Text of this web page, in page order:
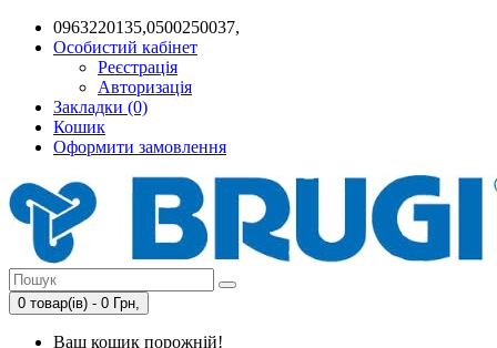
0963220135,0500250037,
Особистий кабінет
Реєстрація
Авторизація
Закладки (0)
Кошик
Оформити замовлення
0 товар(ів) - 0 Грн,
Ваш кошик порожній!